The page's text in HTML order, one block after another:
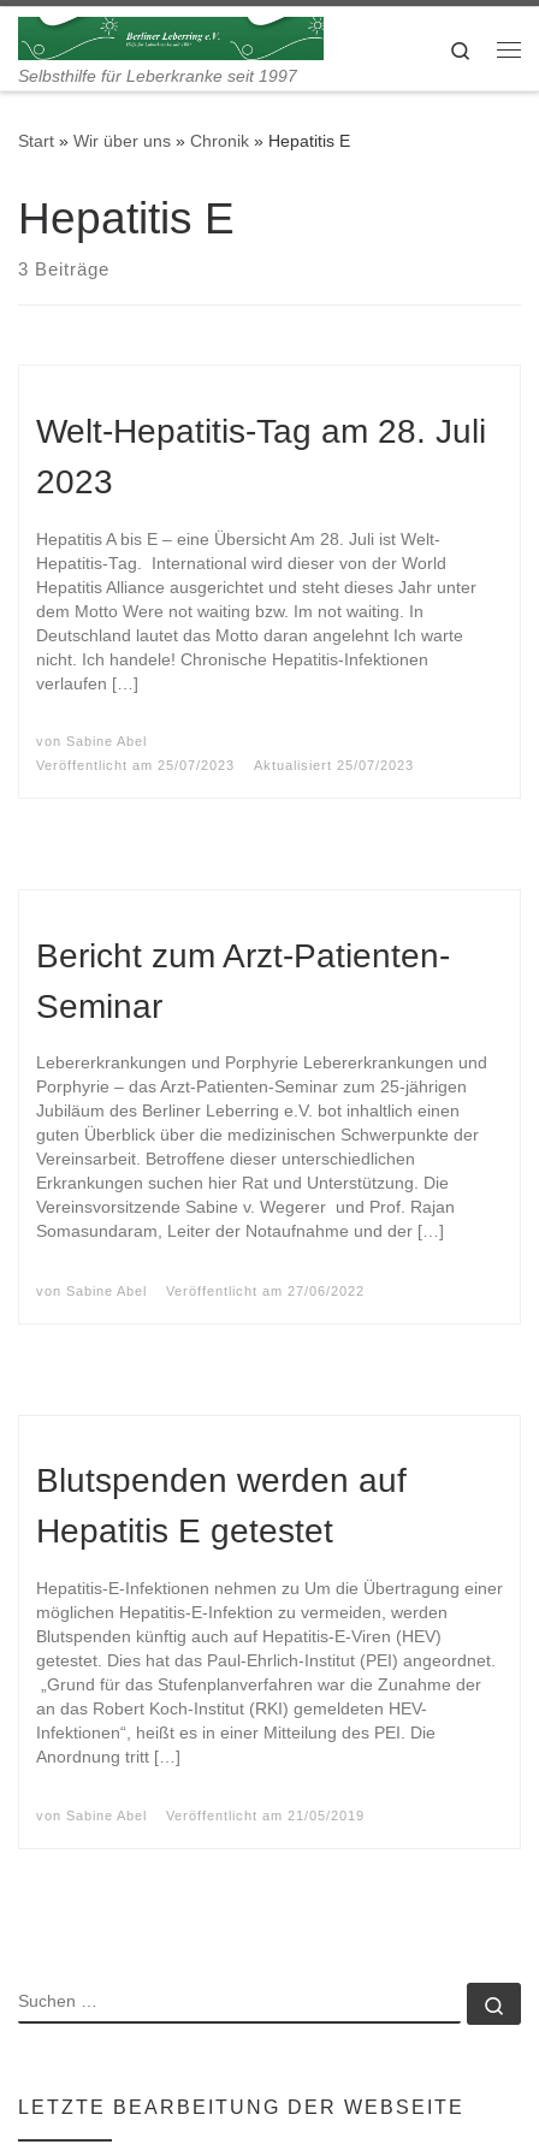
Zum Inhalt springen
Selbsthilfe für Leberkranke seit 1997
Search
Start » Wir über uns » Chronik » Hepatitis E
Hepatitis E
3 Beiträge
Welt-Hepatitis-Tag am 28. Juli
2023
Hepatitis A bis E – eine Übersicht Am 28. Juli ist Welt-
Hepatitis-Tag. International wird dieser von der World
Hepatitis Alliance ausgerichtet und steht dieses Jahr unter
dem Motto Were not waiting bzw. Im not waiting. In
Deutschland lautet das Motto daran angelehnt Ich warte
nicht. Ich handele! Chronische Hepatitis-Infektionen
verlaufen […]
von Sabine Abel
Veröffentlicht am 25/07/2023 Aktualisiert 25/07/2023
Bericht zum Arzt-Patienten-
Seminar
Lebererkrankungen und Porphyrie Lebererkrankungen und
Porphyrie – das Arzt-Patienten-Seminar zum 25-jährigen
Jubiläum des Berliner Leberring e.V. bot inhaltlich einen
guten Überblick über die medizinischen Schwerpunkte der
Vereinsarbeit. Betroffene dieser unterschiedlichen
Erkrankungen suchen hier Rat und Unterstützung. Die
Vereinsvorsitzende Sabine v. Wegerer und Prof. Rajan
Somasundaram, Leiter der Notaufnahme und der […]
von Sabine Abel Veröffentlicht am 27/06/2022
Blutspenden werden auf
Hepatitis E getestet
Hepatitis-E-Infektionen nehmen zu Um die Übertragung einer
möglichen Hepatitis-E-Infektion zu vermeiden, werden
Blutspenden künftig auch auf Hepatitis-E-Viren (HEV)
getestet. Dies hat das Paul-Ehrlich-Institut (PEI) angeordnet.
„Grund für das Stufenplanverfahren war die Zunahme der
an das Robert Koch-Institut (RKI) gemeldeten HEV-
Infektionen“, heißt es in einer Mitteilung des PEI. Die
Anordnung tritt […]
von Sabine Abel Veröffentlicht am 21/05/2019
SUCHE
LETZTE BEARBEITUNG DER WEBSEITE